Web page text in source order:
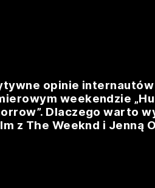
opinie internautów
weekendzie
Dlaczego warto
z The Weeknd i Jenną